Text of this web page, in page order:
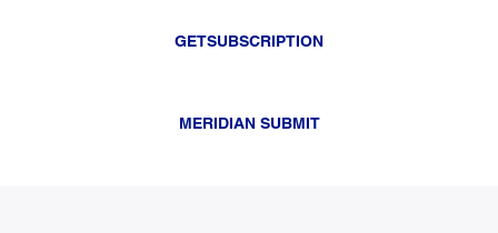
GETSUBSCRIPTION
MERIDIAN SUBMIT